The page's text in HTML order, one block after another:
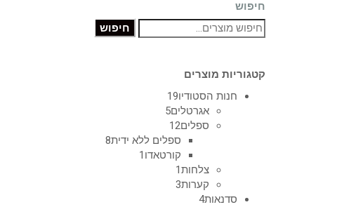
חיפוש
חיפוש
קטגוריות מוצרים
חנות הסטודיו19
אגרטלים5
ספלים12
ספלים ללא ידית8
קורטאדו 1
צלחות1
קערות3
סדנאות4